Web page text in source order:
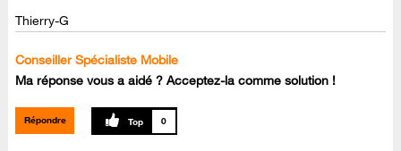
Thierry-G
Conseiller Spécialiste Mobile
Ma réponse vous a aidé ? Acceptez-la comme solution !
Répondre 0